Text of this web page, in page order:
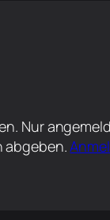
Nur
abgeben.